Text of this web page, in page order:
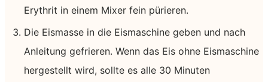
Erythrit in einem Mixer fein pürieren.
Die Eismasse in die Eismaschine geben und nach
Anleitung gefrieren. Wenn das Eis ohne Eismaschine
hergestellt wird, sollte es alle 30 Minuten